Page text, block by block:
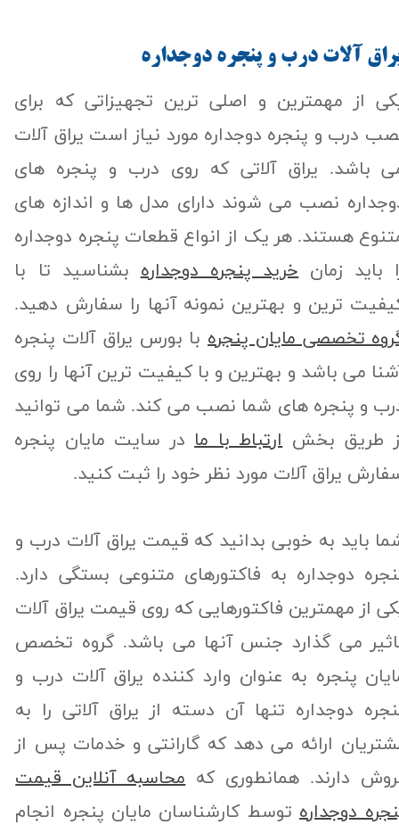
از مهمترین و اصلی ترین تجهیزاتی که برای
درب و پنجره دوجداره مورد نیاز است یراق آلات
باشد. یراق آلاتی که روی درب و پنجره های
نصب می شوند دارای مدل ها و اندازه های
هستند. هر یک از انواع قطعات پنجره دوجداره
باید زمانخرید پنجره دوجدارهبشناسید تا با
ترین و بهترین نمونه آنها را سفارش دهید.
تخصصی مایان پنجرهبا بورس یراق آلات پنجره
می باشد و بهترین و با کیفیت ترین آنها را روی
و پنجره های شما نصب می کند. شما می توانید
طریق بخشارتباط با مادر سایت مایان پنجره
یراق آلات مورد نظر خود را ثبت کنید.
آلات درب و پنجره دوجداره
باید به خوبی بدانید که قیمت یراق آلات درب و
دوجداره به فاکتورهای متنوعی بستگی دارد.
از مهمترین فاکتورهایی که روی قیمت یراق آلات
می گذارد جنس آنها می باشد. گروه تخصص
پنجره به عنوان وارد کننده یراق آلات درب و
دوجداره تنها آن دسته از یراق آلاتی را به
ارائه می دهد که گارانتی و خدمات پس از
دارند. همانطوری کهمحاسبه آنلاین قیمت
دوجدارهتوسط کارشناسان مایان پنجره انجام